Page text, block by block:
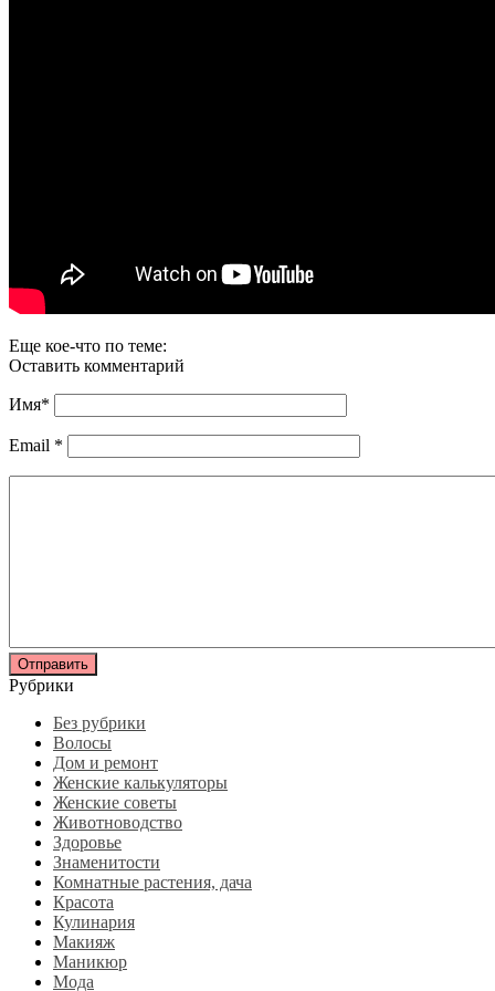
Еще кое-что по теме:
Оставить комментарий
Имя*
Email *
Рубрики
Без рубрики
Волосы
Дом и ремонт
Женские калькуляторы
Женские советы
Животноводство
Здоровье
Знаменитости
Комнатные растения, дача
Красота
Кулинария
Макияж
Маникюр
Мода